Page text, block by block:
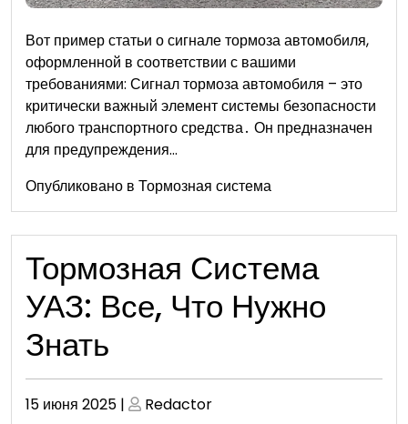
Вот пример статьи о сигнале тормоза автомобиля,
оформленной в соответствии с вашими
требованиями: Сигнал тормоза автомобиля – это
критически важный элемент системы безопасности
любого транспортного средства․ Он предназначен
для предупреждения…
Опубликовано в Тормозная система
Тормозная Система
УАЗ: Все, Что Нужно
Знать
Опубликовано
15 июня 2025 | Опубликовано
Redactor